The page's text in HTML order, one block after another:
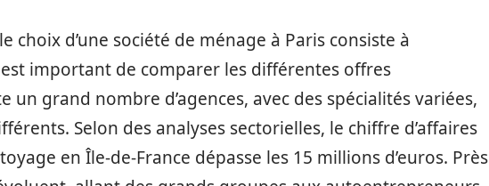
choix d’une société de ménage à Paris consiste à
important de comparer les différentes offres
un grand nombre d’agences, avec des spécialités variées,
Selon des analyses sectorielles, le chiffre d’affaires
en Île-de-France dépasse les 15 millions d’euros. Près